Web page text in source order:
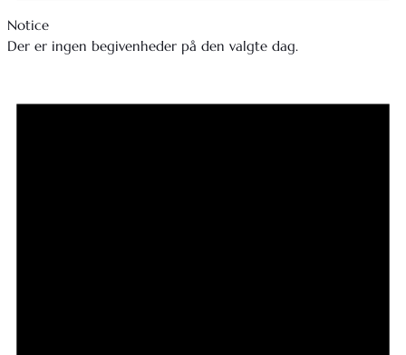
Notice
Der er ingen begivenheder på den valgte dag.